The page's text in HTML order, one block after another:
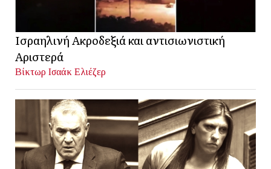
Ισραηλινή Ακροδεξιά και αντισιωνιστική
Αριστερά
Βίκτωρ Ισαάκ Ελιέζερ